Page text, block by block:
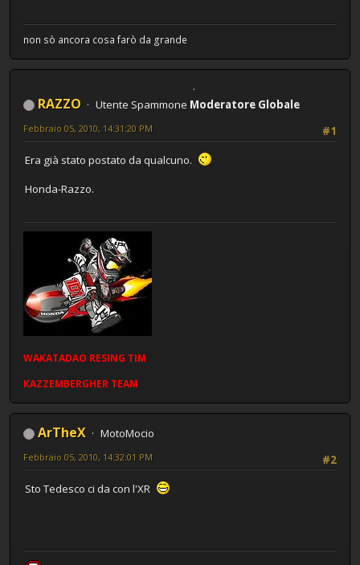
non sò ancora cosa farò da grande
RAZZO Utente Spammone Moderatore Globale
#1
Febbraio 05, 2010, 14:31:20 PM
Era già stato postato da qualcuno.
Honda-Razzo.
WAKATADAO RESING TIM
KAZZEMBERGHER TEAM
ArTheX
MotoMocio
#2
Febbraio 05, 2010, 14:32:01 PM
Sto Tedesco ci da con l'XR